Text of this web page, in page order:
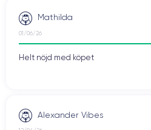
Mathilda
01/06/26
Helt nöjd med köpet
Alexander Vibes